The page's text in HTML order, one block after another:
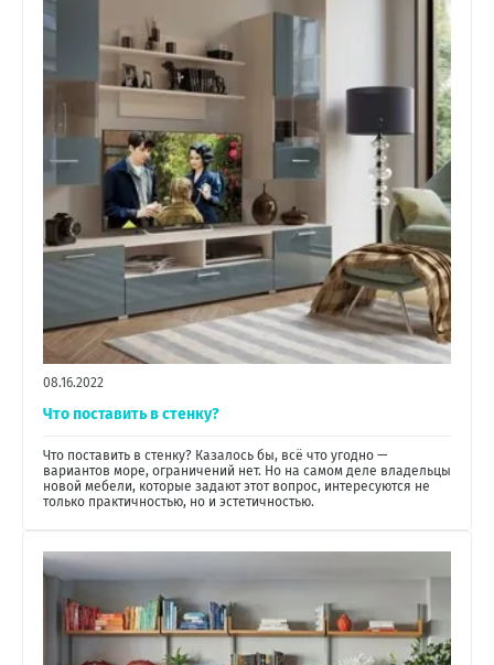
08.16.2022
Что поставить в стенку?
Что поставить в стенку? Казалось бы, всё что угодно —
вариантов море, ограничений нет. Но на самом деле владельцы
новой мебели, которые задают этот вопрос, интересуются не
только практичностью, но и эстетичностью.